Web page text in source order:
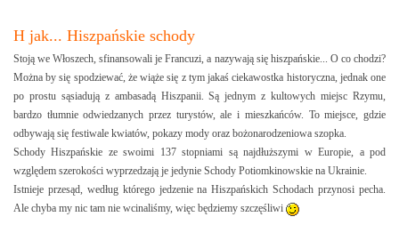
H jak... Hiszpańskie schody
Stoją we Włoszech, sfinansowali je Francuzi, a nazywają się hiszpańskie... O co chodzi?
Można by się spodziewać, że wiąże się z tym jakaś ciekawostka historyczna, jednak one
po prostu sąsiadują z ambasadą Hiszpanii. Są jednym z kultowych miejsc Rzymu,
bardzo tłumnie odwiedzanych przez turystów, ale i mieszkańców. To miejsce, gdzie
odbywają się festiwale kwiatów, pokazy mody oraz bożonarodzeniowa szopka.
Schody Hiszpańskie ze swoimi 137 stopniami są najdłuższymi w Europie, a pod
względem szerokości wyprzedzają je jedynie Schody Potiomkinowskie na Ukrainie.
Istnieje przesąd, według którego jedzenie na Hiszpańskich Schodach przynosi pecha.
Ale chyba my nic tam nie wcinaliśmy, więc będziemy szczęśliwi